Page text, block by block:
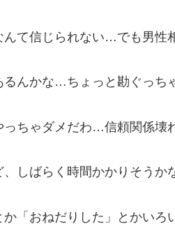
て信じられない…でも男性
るんかな…ちょっと勘ぐっち
ちゃダメだわ…信頼関係壊
しばらく時間かかりそうか
「おねだりした」とかいろ